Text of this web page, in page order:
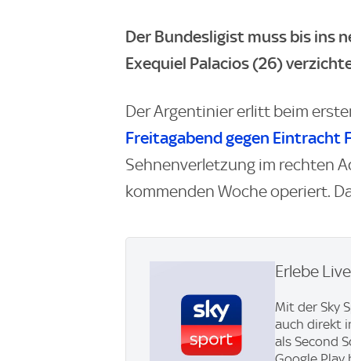
Der Bundesligist muss bis ins
Exequiel Palacios (26)
Der Argentinier erlitt beim
Freitagabend gegen Eintracht
Sehnenverletzung im rechten
kommenden Woche operiert.
Erlebe
Mit der Sky
auch direkt
als Second